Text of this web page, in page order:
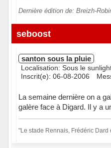
Dernière édition de: Breizh-
Hors ligne
seboost
santon sous la pluie
Localisation: Sous le
Inscrit(e): 06-08-2006
La semaine dernière on a
galère face à Digard. Il y a
"Le stade Rennais, Frédéric Dard